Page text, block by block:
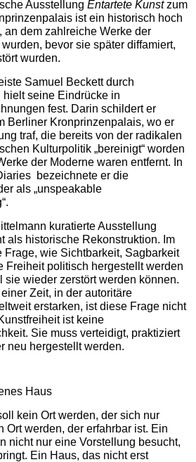
Ausstellung Entartete Kunstzum
ist ein historisch hoch
an dem zahlreiche Werke der
bevor sie später diffamiert,
wurden.
Samuel Beckett durch
hielt seine Eindrücke in
fest. Darin schildert er
Berliner Kronprinzenpalais, wo er
traf, die bereits von der radikalen
Kulturpolitik „bereinigt“ worden
der Moderne waren entfernt. In
bezeichnete er die
als „unspeakable
kuratierte Ausstellung
als historische Rekonstruktion. Im
Frage, wie Sichtbarkeit, Sagbarkeit
Freiheit politisch hergestellt werden
sie wieder zerstört werden können.
Zeit, in der autoritäre
erstarken, ist diese Frage nicht
ist keine
Sie muss verteidigt, praktiziert
neu hergestellt werden.
Haus
kein Ort werden, der sich nur
Ort werden, der erfahrbar ist. Ein
nicht nur eine Vorstellung besucht,
Ein Haus, das nicht erst